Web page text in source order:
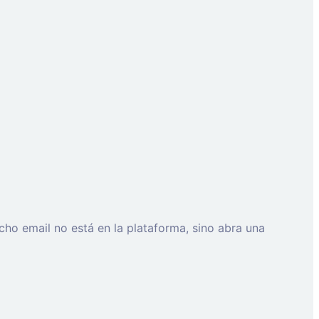
email no está en la plataforma, sino abra una